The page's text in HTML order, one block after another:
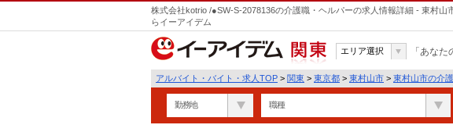
株式会社kotrio /●SW-S-2078136の介護職・ヘルパーの求人情報詳細 - 東村山
らイーアイデム
関東
エリア選択 「あな
アルバイト・バイト・求人TOP > 関東 > 東京都 > 東村山市 > 東村山市の介
勤務地 職種